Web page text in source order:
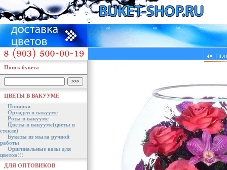
Поиск букета
ЦВЕТЫ В ВАКУУМЕ
Новинки
Орхидеи в вакууме
Розы в вакууме
Цветы в вакууме(цветы в
стекле)
Букеты из мыла ручной
работы
Оригинальные вазы для
цветов!!!
ДЛЯ ОПТОВИКОВ